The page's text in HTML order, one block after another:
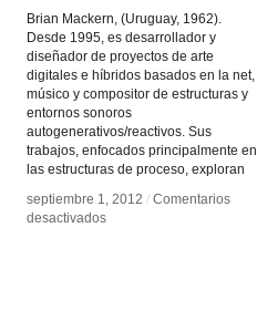
Brian Mackern, (Uruguay, 1962).
Desde 1995, es desarrollador y
diseñador de proyectos de arte
digitales e híbridos basados en la net,
músico y compositor de estructuras y
entornos sonoros
autogenerativos/reactivos. Sus
trabajos, enfocados principalmente en
las estructuras de proceso, exploran
septiembre 1, 2012 / Comentarios
desactivadosen
septiembre 1, 2012 / Comentarios
desactivadosen